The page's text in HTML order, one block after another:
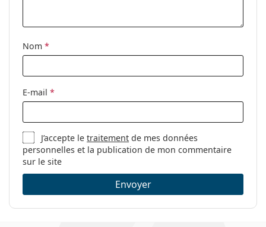
Étui:
Oui
Sexe:
Pour hommes
Catégorie:
Lunettes de vue
Marque:
Tommy Hilfiger
Code:
Nom *
E-mail *
J’accepte letraitement de mes données
personnelles et la publication de mon commentaire
sur le site
Envoyer